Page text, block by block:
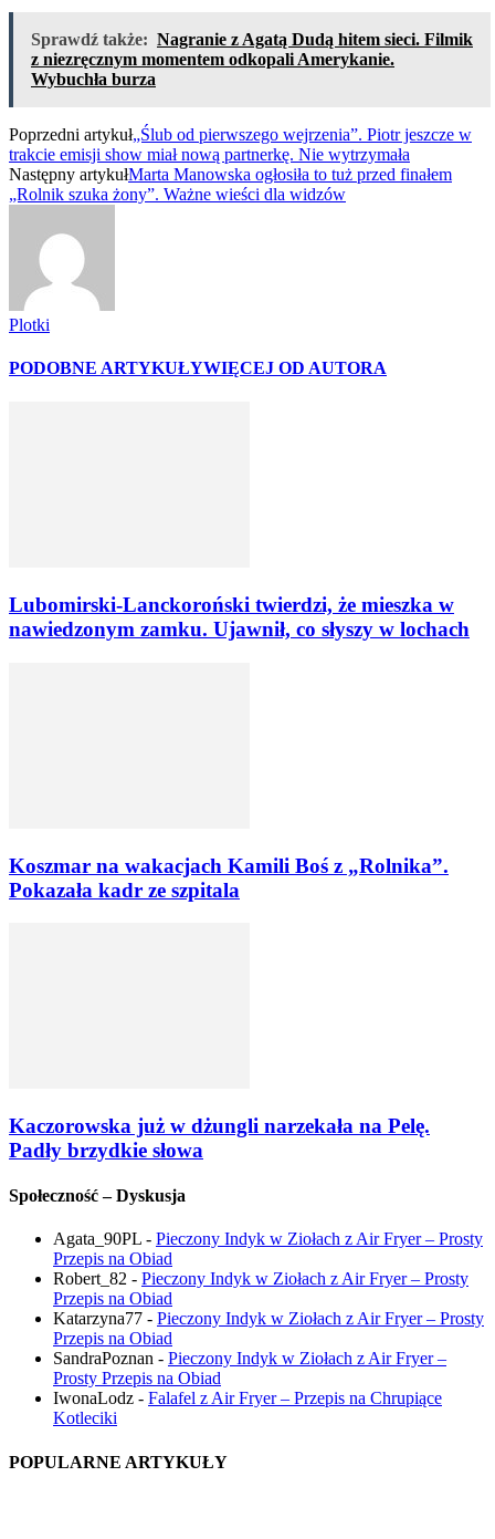
Sprawdź także: Nagranie z Agatą Dudą hitem sieci. Filmik
z niezręcznym momentem odkopali Amerykanie.
Wybuchła burza
Poprzedni artykuł„Ślub od pierwszego wejrzenia”. Piotr jeszcze w
trakcie emisji show miał nową partnerkę. Nie wytrzymała
Następny artykułMarta Manowska ogłosiła to tuż przed finałem
„Rolnik szuka żony”. Ważne wieści dla widzów
Plotki
PODOBNE ARTYKUŁYWIĘCEJ OD AUTORA
Lubomirski-Lanckoroński twierdzi, że mieszka w
nawiedzonym zamku. Ujawnił, co słyszy w lochach
Koszmar na wakacjach Kamili Boś z „Rolnika”.
Pokazała kadr ze szpitala
Kaczorowska już w dżungli narzekała na Pelę.
Padły brzydkie słowa
Społeczność – Dyskusja
Agata_90PL - Pieczony Indyk w Ziołach z Air Fryer – Prosty
Przepis na Obiad
Robert_82 - Pieczony Indyk w Ziołach z Air Fryer – Prosty
Przepis na Obiad
Katarzyna77 - Pieczony Indyk w Ziołach z Air Fryer – Prosty
Przepis na Obiad
SandraPoznan - Pieczony Indyk w Ziołach z Air Fryer –
Prosty Przepis na Obiad
IwonaLodz - Falafel z Air Fryer – Przepis na Chrupiące
Kotleciki
POPULARNE ARTYKUŁY